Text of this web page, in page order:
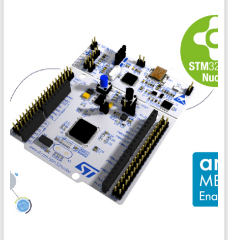
Prototyper avec Nucléo et MBED